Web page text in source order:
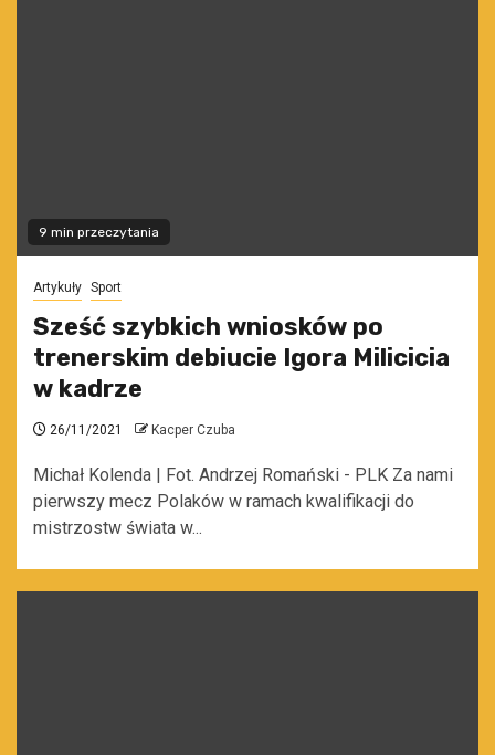
9 min przeczytania
Artykuły Sport
Sześć szybkich wniosków po
trenerskim debiucie Igora Milicicia
w kadrze
26/11/2021 Kacper Czuba
Michał Kolenda | Fot. Andrzej Romański - PLK Za nami
pierwszy mecz Polaków w ramach kwalifikacji do
mistrzostw świata w...